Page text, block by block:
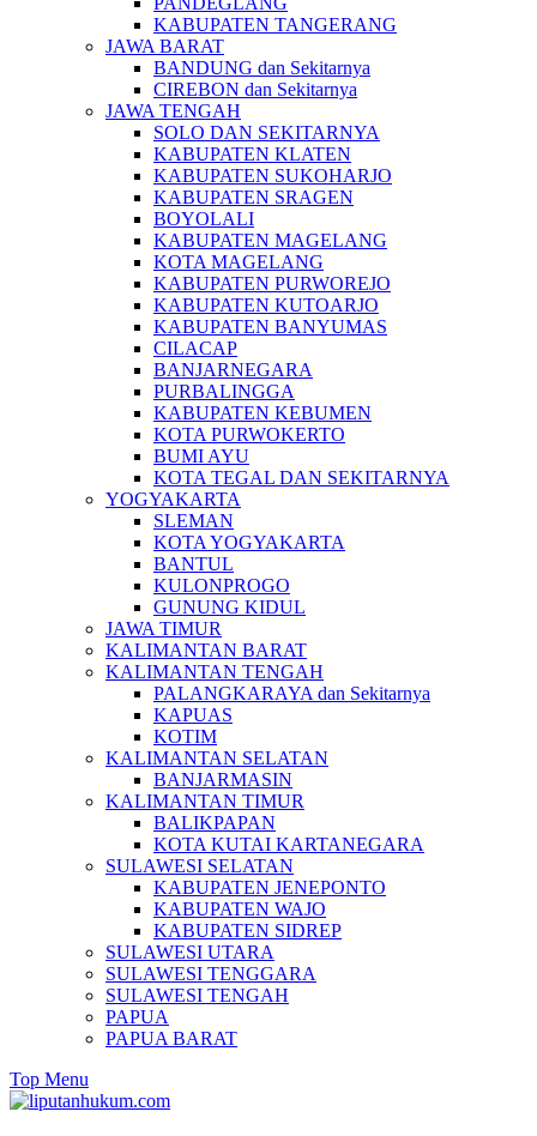
KABUPATEN TANGERANG
JAWA BARAT
BANDUNG dan Sekitarnya
CIREBON dan Sekitarnya
JAWA TENGAH
SOLO DAN SEKITARNYA
KABUPATEN KLATEN
KABUPATEN SUKOHARJO
KABUPATEN SRAGEN
BOYOLALI
KABUPATEN MAGELANG
KOTA MAGELANG
KABUPATEN PURWOREJO
KABUPATEN KUTOARJO
KABUPATEN BANYUMAS
CILACAP
BANJARNEGARA
PURBALINGGA
KABUPATEN KEBUMEN
KOTA PURWOKERTO
BUMI AYU
KOTA TEGAL DAN SEKITARNYA
YOGYAKARTA
SLEMAN
KOTA YOGYAKARTA
BANTUL
KULONPROGO
GUNUNG KIDUL
JAWA TIMUR
KALIMANTAN BARAT
KALIMANTAN TENGAH
PALANGKARAYA dan Sekitarnya
KAPUAS
KOTIM
KALIMANTAN SELATAN
BANJARMASIN
KALIMANTAN TIMUR
BALIKPAPAN
KOTA KUTAI KARTANEGARA
SULAWESI SELATAN
KABUPATEN JENEPONTO
KABUPATEN WAJO
KABUPATEN SIDREP
SULAWESI UTARA
SULAWESI TENGGARA
SULAWESI TENGAH
PAPUA
PAPUA BARAT
Top Menu